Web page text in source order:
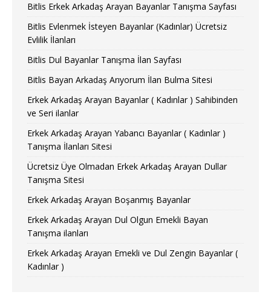
Bitlis Erkek Arkadaş Arayan Bayanlar Tanışma Sayfası
Bitlis Evlenmek İsteyen Bayanlar (Kadınlar) Ücretsiz
Evlilik İlanları
Bitlis Dul Bayanlar Tanışma İlan Sayfası
Bitlis Bayan Arkadaş Arıyorum İlan Bulma Sitesi
Erkek Arkadaş Arayan Bayanlar ( Kadınlar ) Sahibinden
ve Seri ilanlar
Erkek Arkadaş Arayan Yabancı Bayanlar ( Kadınlar )
Tanışma İlanları Sitesi
Ücretsiz Üye Olmadan Erkek Arkadaş Arayan Dullar
Tanışma Sitesi
Erkek Arkadaş Arayan Boşanmış Bayanlar
Erkek Arkadaş Arayan Dul Olgun Emekli Bayan
Tanışma ilanları
Erkek Arkadaş Arayan Emekli ve Dul Zengin Bayanlar (
Kadınlar )